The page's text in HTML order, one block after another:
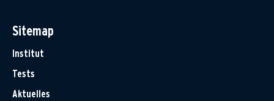
Sitemap
Institut
Tests
Aktuelles